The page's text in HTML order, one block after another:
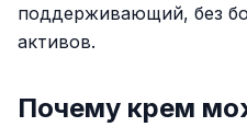
поддерживающий, без
активов.
Почему крем